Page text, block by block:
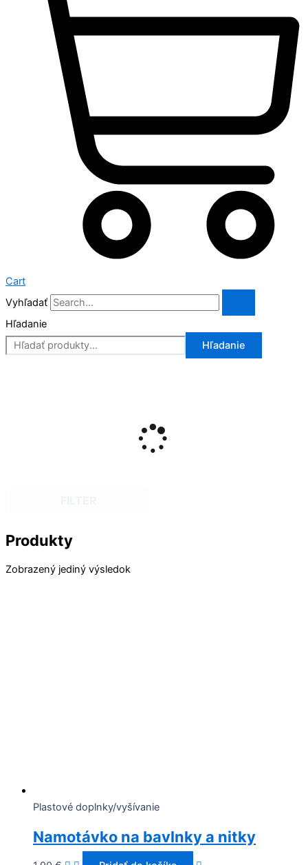
Cart
Vyhľadať
Hľadanie
Hľadanie
Produkty
Zobrazený jediný výsledok
Plastové doplnky/vyšívanie
Namotávko na bavlnky a nitky